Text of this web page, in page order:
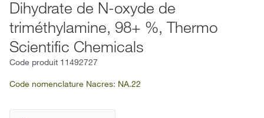
Dihydrate de N-oxyde de
triméthylamine, 98+ %, Thermo
Scientific Chemicals
Code produit 11492727
Code nomenclature Nacres: NA.22